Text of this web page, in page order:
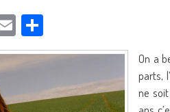
Email
On a
parts,
ne